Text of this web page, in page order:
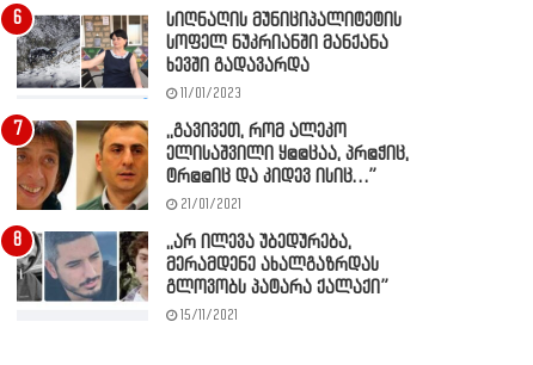
სიღნაღის მუნიციპალიტეტის
სოფელ ნუკრიანში მანქანა
ხევში გადავარდა
11/01/2023
,,გავივეთ, რომ ალეკო
ელისაშვილი ყ@@ცაა, პრ@ჭიც,
ტრ@@იც და კიდევ ისიც…”
21/01/2021
,,არ ილევა უბედურება,
მერამდენე ახალგაზრდას
გლოვობს პატარა ქალაქი”
15/11/2021